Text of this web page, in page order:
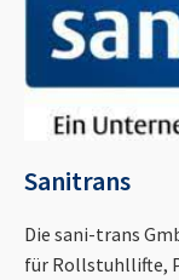
Sanitrans
Die sani-trans
für Rollstuhllifte,